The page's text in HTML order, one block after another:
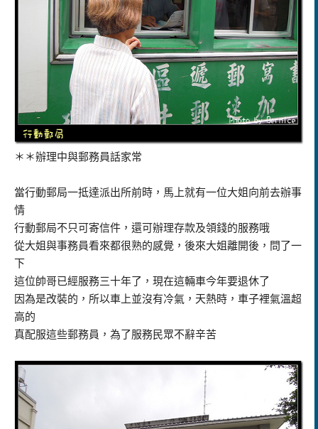
＊＊辦理中與郵務員話家常
當行動郵局一抵達派出所前時，馬上就有一位大姐向前去辦事
情
行動郵局不只可寄信件，還可辦理存款及領錢的服務哦
從大姐與事務員看來都很熟的感覺，後來大姐離開後，問了一
下
這位帥哥已經服務三十年了，現在這輛車今年要退休了
因為是改裝的，所以車上並沒有冷氣，天熱時，車子裡氣溫超
高的
真配服這些郵務員，為了服務民眾不辭辛苦